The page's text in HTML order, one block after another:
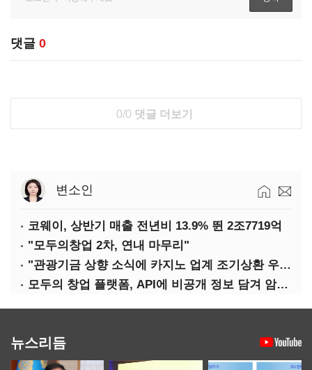
댓글 0
0/0 댓글 더보기
변소인
코웨이, 상반기 매출 전년비 13.9% 뛴 2조7719억
"모두의창업 2차, 연내 마무리"
"관광기금 상향 소식에 카지노 업계 조기상환 우려"
모두의 창업 플랫폼, API에 비공개 정보 담겨 암호키까지 새나갔다
뉴스리듬